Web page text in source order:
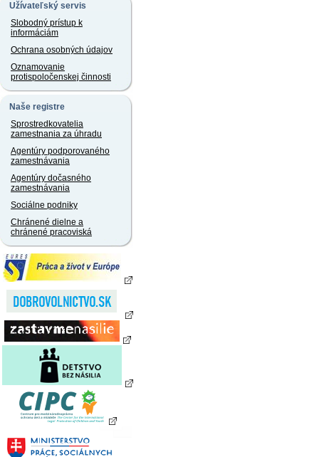
Užívateľský servis
Slobodný prístup k
informáciám
Ochrana osobných údajov
Oznamovanie
protispoločenskej činnosti
Naše registre
Sprostredkovatelia
zamestnania za úhradu
Agentúry podporovaného
zamestnávania
Agentúry dočasného
zamestnávania
Sociálne podniky
Chránené dielne a
chránené pracoviská